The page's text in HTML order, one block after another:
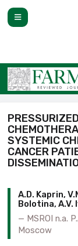
SYSTEMIC
CANCER
A.D. Kaprin,
Bolotina, A.V.
MSROI n.a.
Moscow